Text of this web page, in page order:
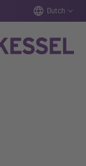
Dutch